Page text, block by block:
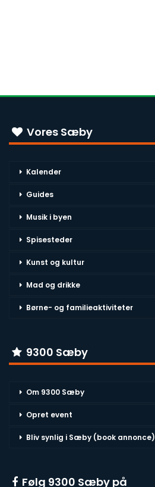
Vores Sæby
Kalender
Guides
Musik i byen
Spisesteder
Kunst og kultur
Mad og drikke
Børne- og familieaktiviteter
9300 Sæby
Om 9300 Sæby
Opret event
Bliv synlig i Sæby (book annonce)
Følg 9300 Sæby på